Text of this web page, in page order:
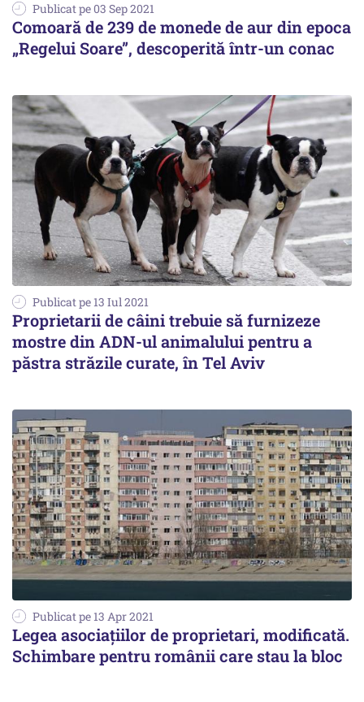
Publicat pe 03 Sep 2021
Comoară de 239 de monede de aur din epoca
„Regelui Soare”, descoperită într-un conac
Publicat pe 13 Iul 2021
Proprietarii de câini trebuie să furnizeze
mostre din ADN-ul animalului pentru a
păstra străzile curate, în Tel Aviv
Publicat pe 13 Apr 2021
Legea asociațiilor de proprietari, modificată.
Schimbare pentru românii care stau la bloc